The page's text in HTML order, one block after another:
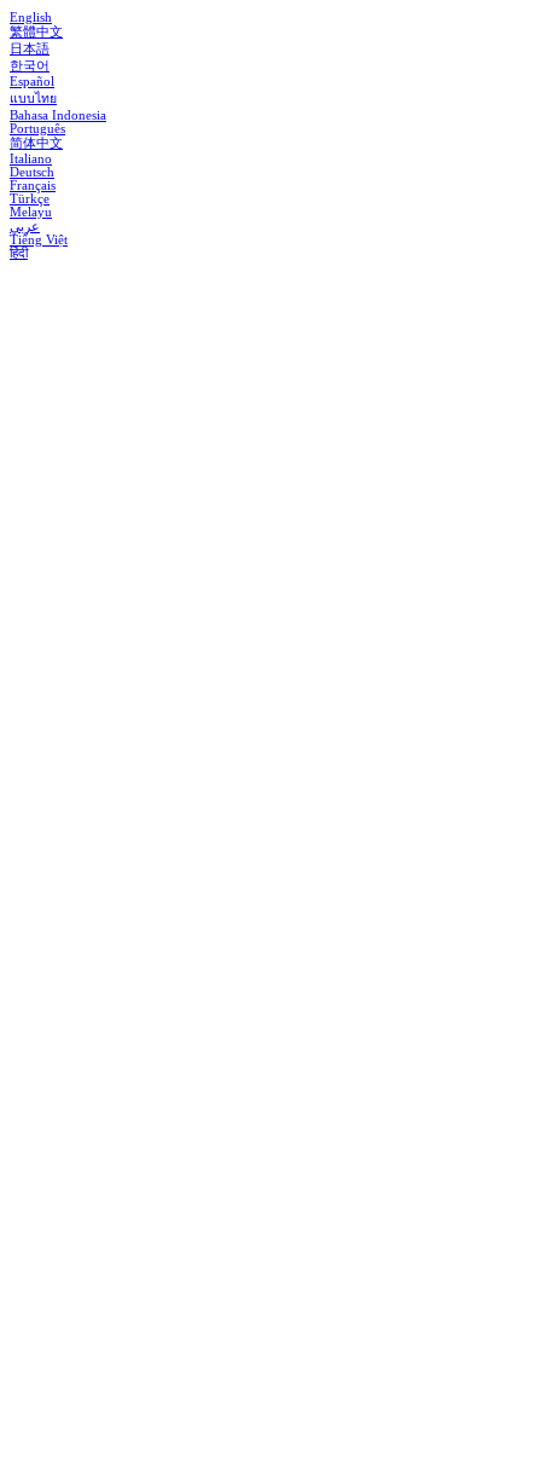
English
繁體中文
日本語
한국어
Español
แบบไทย
Bahasa Indonesia
Português
简体中文
Italiano
Deutsch
Français
Türkçe
Melayu
عربي
Tiếng Việt
हिंदी